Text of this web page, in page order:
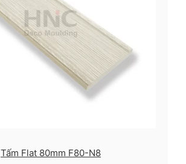
Tấm Flat 80mm F80-N8